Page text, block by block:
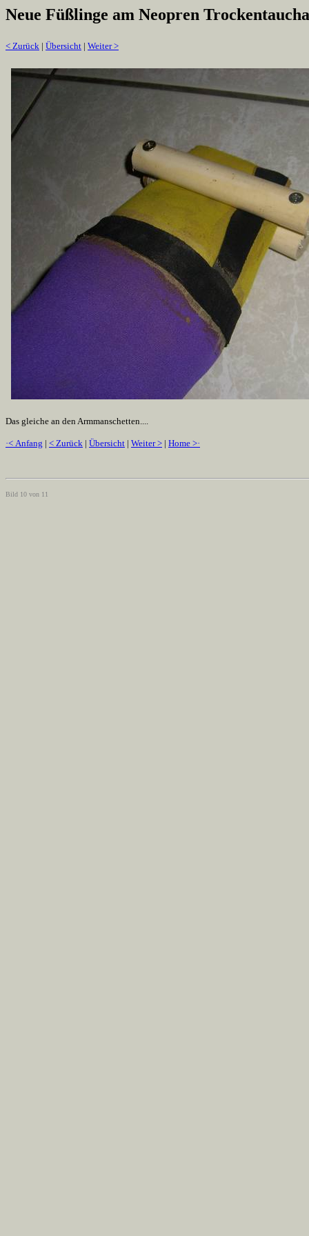
Neue Füßlinge am Neopren
< Zurück | Übersicht | Weiter >
Das gleiche an den Armmanschetten....
·< Anfang | < Zurück | Übersicht | Weiter > | Home >·
Bild 10 von 11